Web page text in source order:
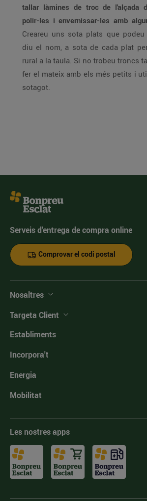
tallar làmines de troc de l'alçada
polir-les i envernissar-les amb
Creareu uns sota plats que
diu el nom, a sota de cada plat
rural a la taula. Si no trobeu troncs
fer el mateix amb els més petits i
sotagot.
Serveis d'entrega de compra online
Comprovar el codi postal
Nosaltres
Targeta Client
Establiments
Incorpora't
Energia
Mobilitat
Les nostres apps